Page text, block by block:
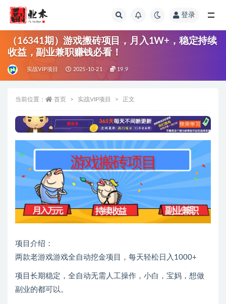
登录
（16341期）游戏搬砖项目，月入1W+，稳定持续
收益，副业兼职赚钱必看！
实战VIP项目 2025-10-21 19.9
当前位置： 首页 实战VIP项目 正文
项目介绍：
两款老游戏游戏全自动挖金项目，每天轻松日入1000+
项目长期稳定，全自动无需人工操作，小白，宝妈，想做
副业的都可以。